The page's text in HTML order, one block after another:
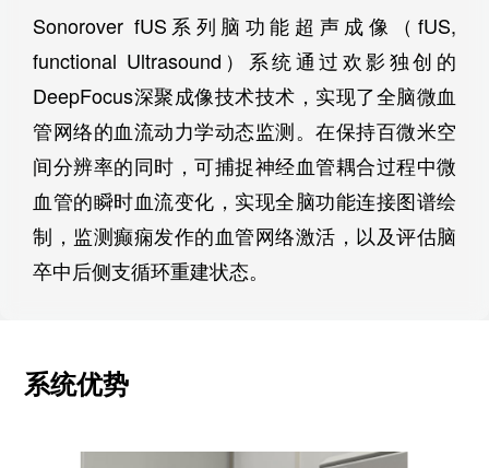
Sonorover fUS系列脑功能超声成像（fUS,
functional Ultrasound）系统通过欢影独创的
DeepFocus深聚成像技术技术，实现了全脑微血
管网络的血流动力学动态监测。在保持百微米空
间分辨率的同时，可捕捉神经血管耦合过程中微
血管的瞬时血流变化，实现全脑功能连接图谱绘
制，监测癫痫发作的血管网络激活，以及评估脑
卒中后侧支循环重建状态。
系统优势